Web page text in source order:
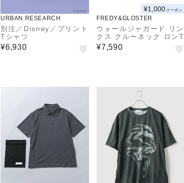
URBAN RESEARCH
別注／Disney／プリント
Tシャツ
¥6,930
¥1,000 クーポン
FREDY&GLOSTER
ウォールジャガード リン
クス クルーネック ロンT
¥7,590